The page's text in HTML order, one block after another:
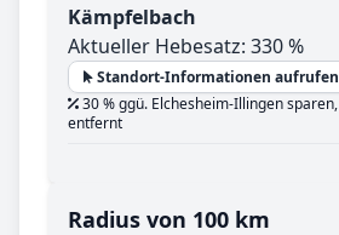
Kämpfelbach
Aktueller Hebesatz: 330 %
Standort-Informationen aufrufen
30 % ggü. Elchesheim-Illingen sparen,
entfernt
Radius von 100 km